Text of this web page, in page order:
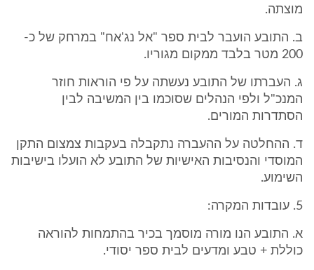
מוצתה.
ב. התובע הועבר לבית ספר "אל נג'אח" במרחק של כ-
200 מטר בלבד ממקום מגוריו.
ג. העברתו של התובע נעשתה על פי הוראות חוזר
המנכ"ל ולפי הנהלים שסוכמו בין המשיבה לבין
הסתדרות המורים.
ד. ההחלטה על ההעברה נתקבלה בעקבות צמצום התקן
המוסדי והנסיבות האישיות של התובע לא הועלו בישיבות
השימוע.
5. עובדות המקרה:
א. התובע הנו מורה מוסמך בכיר בהתמחות להוראה
כוללת + טבע ומדעים לבית ספר יסודי.